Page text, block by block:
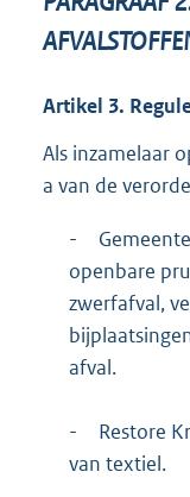
Artikel 3.
Als inzamelaar
a van de
-
openbare
zwerfafval,
afval.
-
Restore
van textiel.